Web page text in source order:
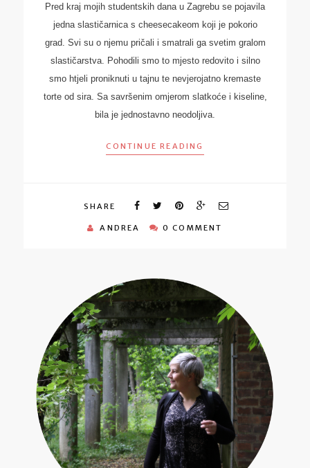
Pred kraj mojih studentskih dana u Zagrebu se pojavila
jedna slastičarnica s cheesecakeom koji je pokorio
grad. Svi su o njemu pričali i smatrali ga svetim gralom
slastičarstva. Pohodili smo to mjesto redovito i silno
smo htjeli proniknuti u tajnu te nevjerojatno kremaste
torte od sira. Sa savršenim omjerom slatkoće i kiseline,
bila je jednostavno neodoljiva.
CONTINUE READING
SHARE
ANDREA 0 COMMENT